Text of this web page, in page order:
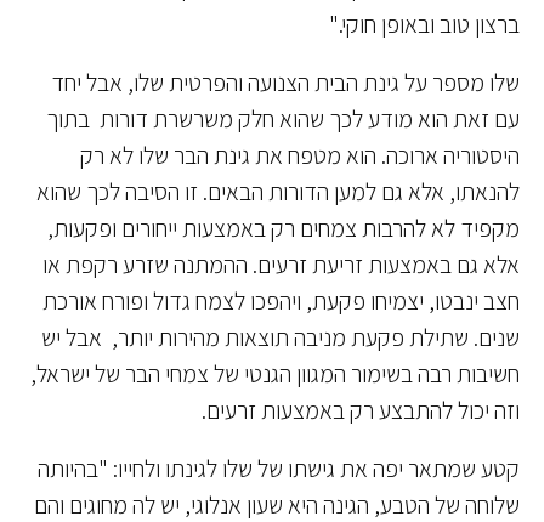
ברצון טוב ובאופן חוקי."
שלו מספר על גינת הבית הצנועה והפרטית שלו, אבל יחד
עם זאת הוא מודע לכך שהוא חלק משרשרת דורות בתוך
היסטוריה ארוכה. הוא מטפח את גינת הבר שלו לא רק
להנאתו, אלא גם למען הדורות הבאים. זו הסיבה לכך שהוא
מקפיד לא להרבות צמחים רק באמצעות ייחורים ופקעות,
אלא גם באמצעות זריעת זרעים. ההמתנה שזרע רקפת או
חצב ינבטו, יצמיחו פקעת, ויהפכו לצמח גדול ופורח אורכת
שנים. שתילת פקעת מניבה תוצאות מהירות יותר, אבל יש
חשיבות רבה בשימור המגוון הגנטי של צמחי הבר של ישראל,
וזה יכול להתבצע רק באמצעות זרעים.
קטע שמתאר יפה את גישתו של שלו לגינתו ולחייו: "בהיותה
שלוחה של הטבע, הגינה היא שעון אנלוגי, יש לה מחוגים והם